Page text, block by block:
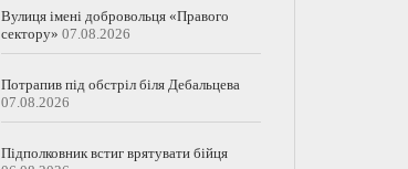
Вулиця імені добровольця «Правого
сектору» 07.08.2026
Потрапив під обстріл біля Дебальцева
07.08.2026
Підполковник встиг врятувати бійця